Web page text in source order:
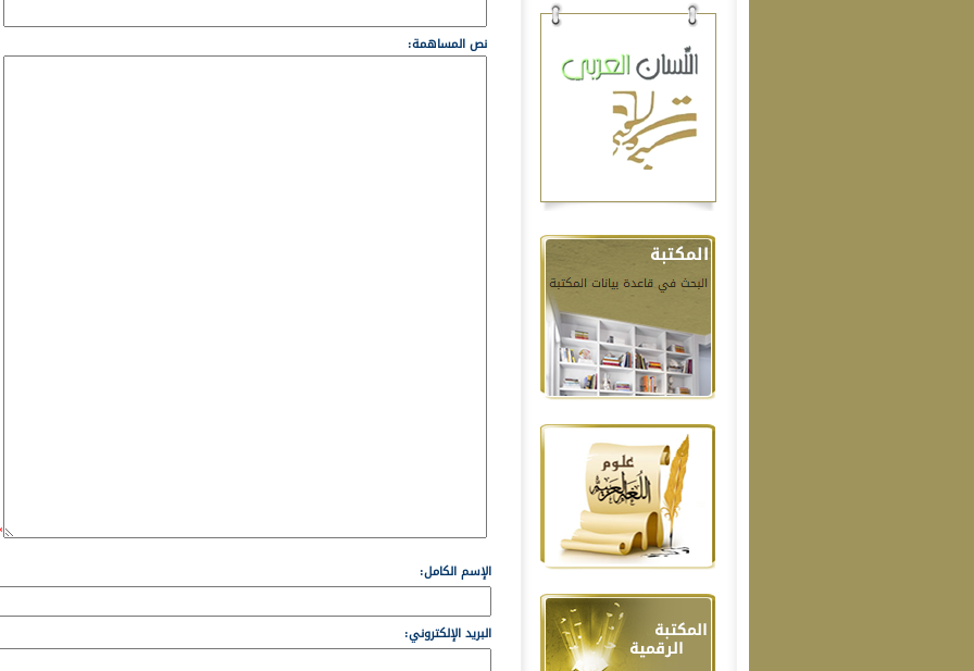
نص المساهمة:
الإسم الكامل:
البريد الإلكتروني: